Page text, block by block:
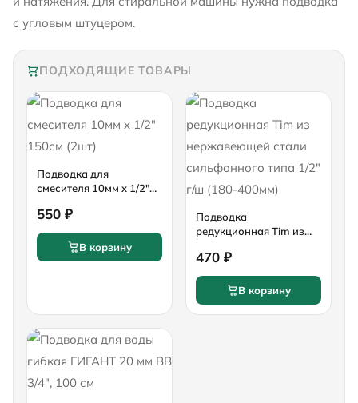
с угловым штуцером.
ПОДХОДЯЩИЕ ТОВАРЫ
Подводка для
смесителя 10мм x 1/2"
550 ₽
В корзину
Подводка
редукционная Tim из
сильфонного типа 1/2"
г/ш (180-400мм)
470 ₽
В корзину